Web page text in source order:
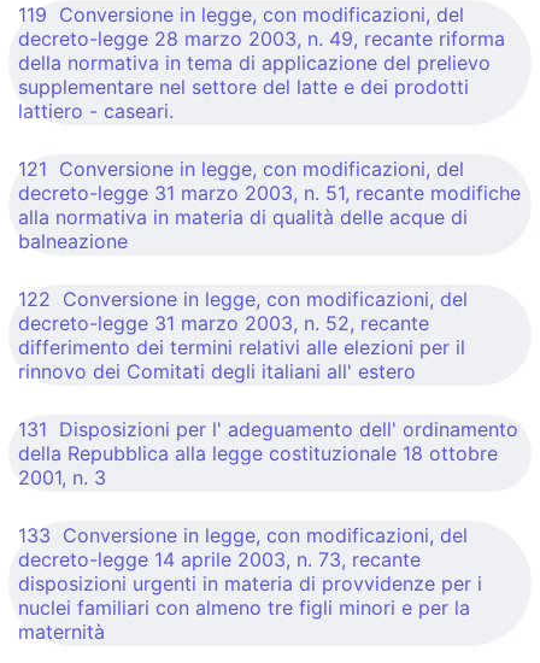
119 Conversione in legge, con modificazioni, del
decreto-legge 28 marzo 2003, n. 49, recante riforma
della normativa in tema di applicazione del prelievo
supplementare nel settore del latte e dei prodotti
lattiero - caseari.
121 Conversione in legge, con modificazioni, del
decreto-legge 31 marzo 2003, n. 51, recante modifiche
alla normativa in materia di qualità delle acque di
balneazione
122 Conversione in legge, con modificazioni, del
decreto-legge 31 marzo 2003, n. 52, recante
differimento dei termini relativi alle elezioni per il
rinnovo dei Comitati degli italiani all' estero
131 Disposizioni per l' adeguamento dell' ordinamento
della Repubblica alla legge costituzionale 18 ottobre
2001, n. 3
133 Conversione in legge, con modificazioni, del
decreto-legge 14 aprile 2003, n. 73, recante
disposizioni urgenti in materia di provvidenze per i
nuclei familiari con almeno tre figli minori e per la
maternità